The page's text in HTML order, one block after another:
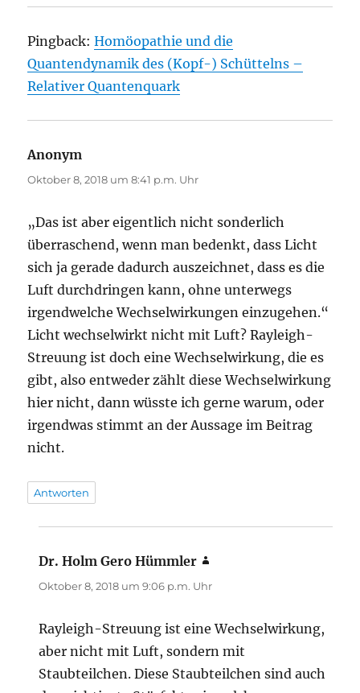
Pingback:Homöopathie und die
Quantendynamik des (Kopf-) Schüttelns –
Relativer Quantenquark
Anonym
Oktober 8, 2018 um 8:41 p.m. Uhr
„Das ist aber eigentlich nicht sonderlich
überraschend, wenn man bedenkt, dass Licht
sich ja gerade dadurch auszeichnet, dass es die
Luft durchdringen kann, ohne unterwegs
irgendwelche Wechselwirkungen einzugehen.“
Licht wechselwirkt nicht mit Luft? Rayleigh-
Streuung ist doch eine Wechselwirkung, die es
gibt, also entweder zählt diese Wechselwirkung
hier nicht, dann wüsste ich gerne warum, oder
irgendwas stimmt an der Aussage im Beitrag
nicht.
Antworten
Dr. Holm Gero Hümmler
Oktober 8, 2018 um 9:06 p.m. Uhr
Rayleigh-Streuung ist eine Wechselwirkung,
aber nicht mit Luft, sondern mit
Staubteilchen. Diese Staubteilchen sind auch